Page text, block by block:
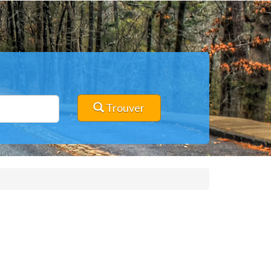
Trouver